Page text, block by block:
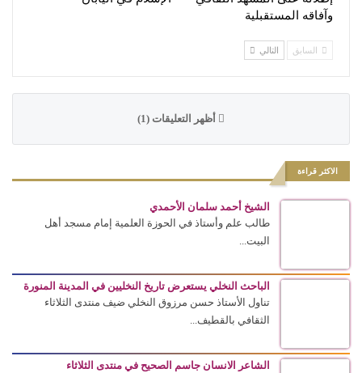
وآفاقه المستقبلية
السابق التالي
أظهر التعليقات (1)
الاكثر قراءة
الشيخ أحمد سلمان الأحمدي
طالب علم وأستاذ في الحوزة العلمية إمام مسجد أهل
البيت...
الباحث النخلي يستعرض تاريخ النخليين في المدينة المنورة
تناول الأستاذ حسن مرزوق النخلي ضيف منتدى الثلاثاء
الثقافي بالقطيف...
الشاعر الانسان جاسم الصحيح في منتدى الثلاثاء